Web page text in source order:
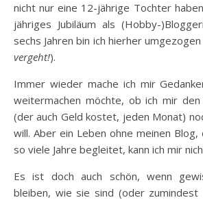
nicht nur eine 12-jährige Tochter
jähriges Jubiläum als (Hobby-
sechs Jahren bin ich hierher
vergeht!).
Immer wieder mache ich mir
weitermachen möchte, ob ich mir
(der auch Geld kostet, jeden Monat)
will. Aber ein Leben ohne meinen Blog,
so viele Jahre begleitet, kann ich mir
Es ist doch auch schön, wenn
bleiben, wie sie sind (oder zumindest